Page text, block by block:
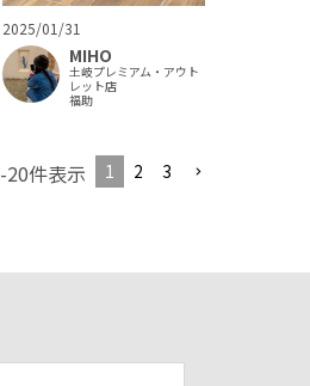
2025/01/31
MIHO
土岐プレミアム・アウト
レット店
福助
-20件表示 1 2 3